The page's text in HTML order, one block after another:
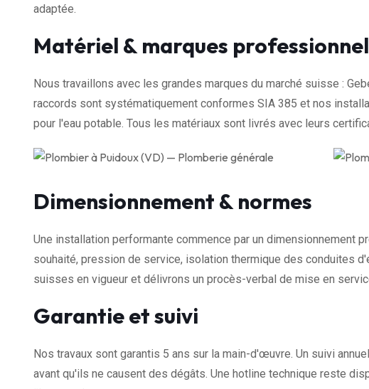
adaptée.
Matériel & marques
Nous travaillons avec les grandes marques du marché suisse :
raccords sont systématiquement conformes SIA 385 et nos
pour l'eau potable. Tous les matériaux sont livrés avec leurs
Dimensionnement & normes
Une installation performante commence par un dimensionnement
souhaité, pression de service, isolation thermique des conduites
suisses en vigueur et délivrons un procès-verbal de mise en
Garantie et suivi
Nos travaux sont garantis 5 ans sur la main-d'œuvre. Un suivi
avant qu'ils ne causent des dégâts. Une hotline technique reste